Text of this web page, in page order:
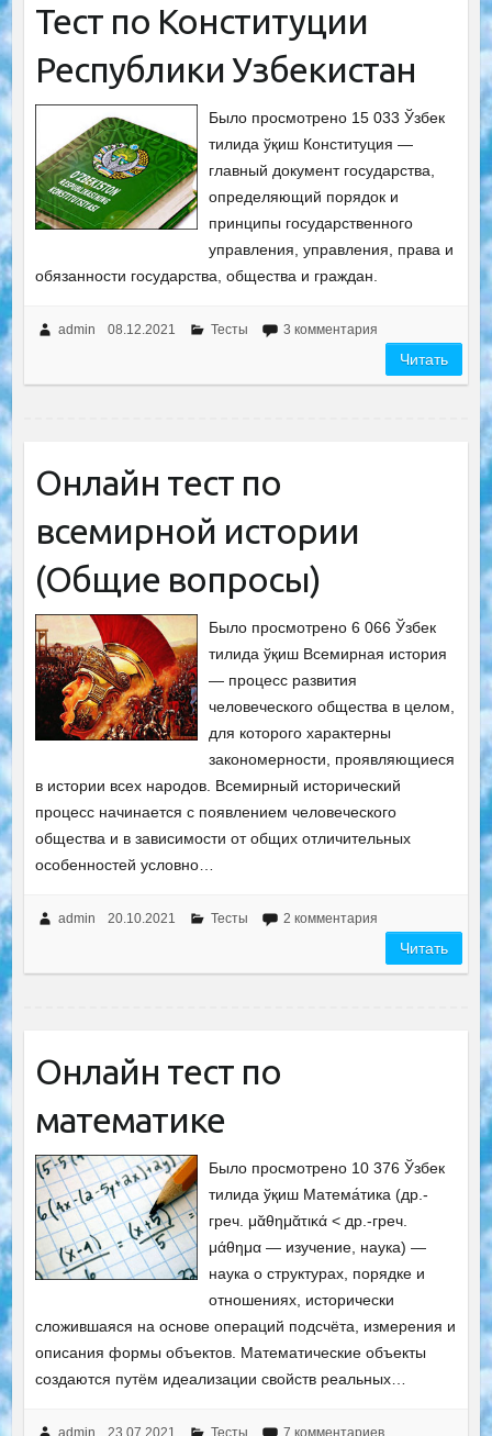
Тест по Конституции
Республики Узбекистан
Было просмотрено 15 033 Ўзбек
тилида ўқиш Конституция —
главный документ государства,
определяющий порядок и
принципы государственного
управления, управления, права и
обязанности государства, общества и граждан.
admin 08.12.2021 Тесты 3 комментария
Читать
Онлайн тест по
всемирной истории
(Общие вопросы)
Было просмотрено 6 066 Ўзбек
тилида ўқиш Всемирная история
— процесс развития
человеческого общества в целом,
для которого характерны
закономерности, проявляющиеся
в истории всех народов. Всемирный исторический
процесс начинается с появлением человеческого
общества и в зависимости от общих отличительных
особенностей условно…
admin 20.10.2021 Тесты 2 комментария
Читать
Онлайн тест по
математике
Было просмотрено 10 376 Ўзбек
тилида ўқиш Матема́тика (др.-
греч. μᾰθημᾰτικά < др.-греч.
μάθημα — изучение, наука) —
наука о структурах, порядке и
отношениях, исторически
сложившаяся на основе операций подсчёта, измерения и
описания формы объектов. Математические объекты
создаются путём идеализации свойств реальных…
admin 23.07.2021 Тесты 7 комментариев